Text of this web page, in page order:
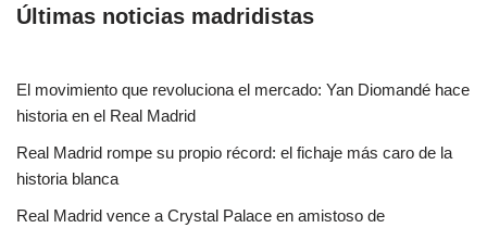
Últimas noticias madridistas
El movimiento que revoluciona el mercado: Yan Diomandé hace
historia en el Real Madrid
Real Madrid rompe su propio récord: el fichaje más caro de la
historia blanca
Real Madrid vence a Crystal Palace en amistoso de